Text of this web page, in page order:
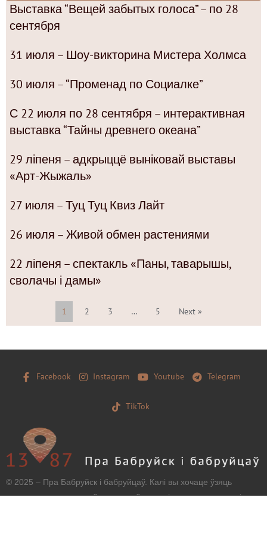
Выставка “Вещей забытых голоса” – по 28
сентября
31 июля – Шоу-викторина Мистера Холмса
30 июля – “Променад по Социалке”
С 22 июля по 28 сентября – интерактивная
выставка “Тайны древнего океана”
29 ліпеня – адкрыццё выніковай выставы
«Арт-Жыжаль»
27 июля – Туц Туц Квиз Лайт
26 июля – Живой обмен растениями
22 ліпеня – спектакль «Паны, таварышы,
сволачы і дамы»
1 2 3 … 5 Next »
Facebook Instagram Youtube Telegram
TikTok
© 2025 – Пра Бабруйск і бабруйцаў. Калі вы хочаце ўзяць
матэрыял з нашага сайту, захавайце, калі ласка, загаловак і